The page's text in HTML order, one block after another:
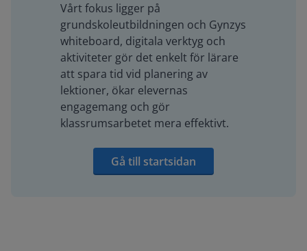
Vårt fokus ligger på
grundskoleutbildningen och Gynzys
whiteboard, digitala verktyg och
aktiviteter gör det enkelt för lärare
att spara tid vid planering av
lektioner, ökar elevernas
engagemang och gör
klassrumsarbetet mera effektivt.
Gå till startsidan